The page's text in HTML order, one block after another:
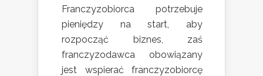
Franczyzobiorca potrzebuje
pieniędzy na start, aby
rozpocząć biznes, zaś
franczyzodawca obowiązany
jest wspierać franczyzobiorcę